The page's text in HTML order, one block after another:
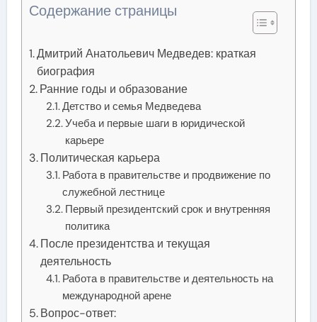
Содержание страницы
Дмитрий Анатольевич Медведев: краткая
биография
Ранние годы и образование
Детство и семья Медведева
Учеба и первые шаги в юридической
карьере
Политическая карьера
Работа в правительстве и продвижение по
служебной лестнице
Первый президентский срок и внутренняя
политика
После президентства и текущая
деятельность
Работа в правительстве и деятельность на
международной арене
Вопрос-ответ: